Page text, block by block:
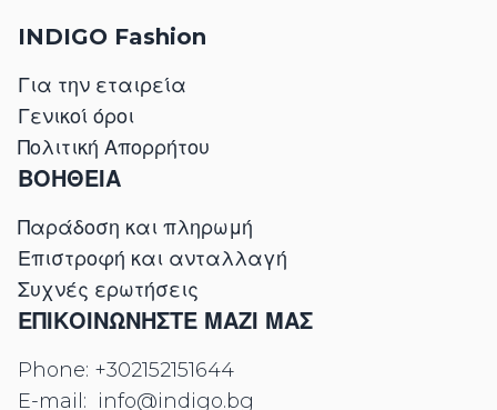
INDIGO Fashion
Για την εταιρεία
Γενικοί όροι
Πολιτική Απορρήτου
ΒΟΗΘΕΙΑ
Παράδοση και πληρωμή
Επιστροφή και ανταλλαγή
Συχνές ερωτήσεις
ΕΠΙΚΟΙΝΩΝΉΣΤΕ ΜΑΖΊ ΜΑΣ
Phone: +302152151644
E-mail: info@indigo.bg